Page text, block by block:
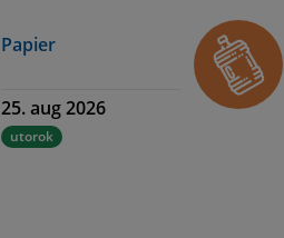
Papier
25. aug 2026
utorok